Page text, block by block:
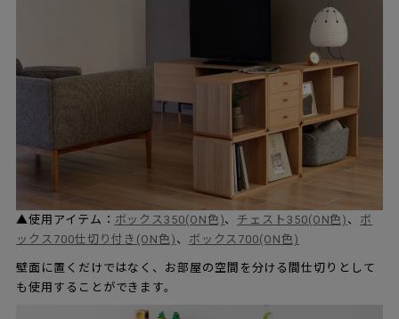
▲使用アイテム： ボックス350(ON色)、 チェスト350(ON色) 、 ボ
ックス700仕切り付き(ON色) 、 ボックス700(ON色)
壁面に置くだけではなく、お部屋の空間を分ける間仕切りとして
も使用することができます。